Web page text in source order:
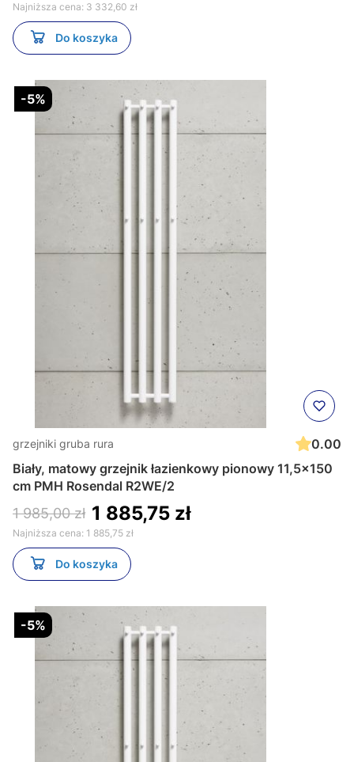
Najniższa cena: 3 332,60 zł
Do koszyka
-5%
grzejniki gruba rura
0.00
Biały, matowy grzejnik łazienkowy pionowy 11,5x150
cm PMH Rosendal R2WE/2
1 985,00 zł 1 885,75 zł
Najniższa cena: 1 885,75 zł
Do koszyka
-5%